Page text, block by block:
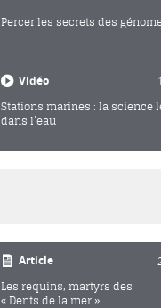
Percer les secrets des
Vidéo
Stations marines : la science
dans l’eau
Article
Les requins, martyrs des
« Dents de la mer »